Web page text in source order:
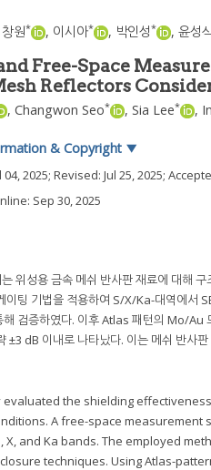
원* , 이시아* , 박인성* , 윤성식
Free-Space
Reflectors
, Changwon Seo* , Sia Lee* ,
& Copyright ▼
04, 2025; Revised: Jul 25, 2025;
Sep 30, 2025
위성용 금속 메쉬 반사판 재료에 대해
이팅 기법을 적용하여 S/X/Ka-대역에서
해 검증하였다. 이후 Atlas 패턴의 Mo/Au
±3 dB 이내로 나타났다. 이는 메쉬 반사
evaluated the shielding
A free-space
X, and Ka bands. The employed
techniques. Using Atlas-